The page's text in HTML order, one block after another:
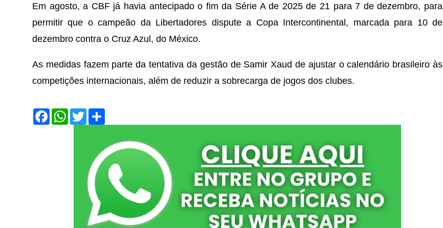
Em agosto, a CBF já havia antecipado o fim da Série A de 2025 de 21 para 7 de dezembro, para
permitir que o campeão da Libertadores dispute a Copa Intercontinental, marcada para 10 de
dezembro contra o Cruz Azul, do México.
As medidas fazem parte da tentativa da gestão de Samir Xaud de ajustar o calendário brasileiro às
competições internacionais, além de reduzir a sobrecarga de jogos dos clubes.
F
a
W
h
T
w
e